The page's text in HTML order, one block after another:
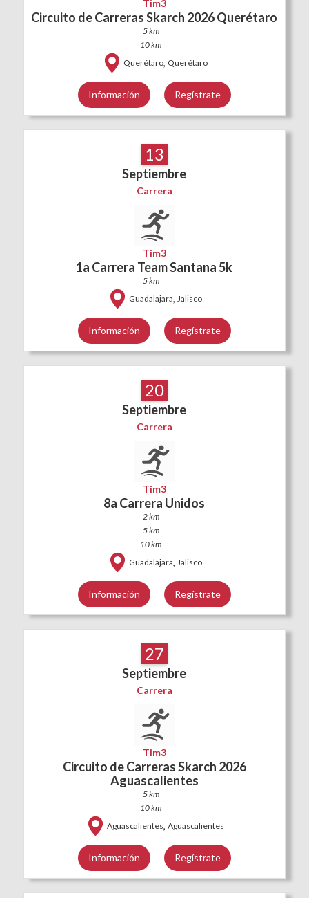
Tim3
Circuito de Carreras Skarch 2026 Querétaro
5 km
10 km
Querétaro, Querétaro
Información Regístrate
13
Septiembre
Carrera
Tim3
1a Carrera Team Santana 5k
5 km
Guadalajara, Jalisco
Información Regístrate
20
Septiembre
Carrera
Tim3
8a Carrera Unidos
2 km
5 km
10 km
Guadalajara, Jalisco
Información Regístrate
27
Septiembre
Carrera
Tim3
Circuito de Carreras Skarch 2026
Aguascalientes
5 km
10 km
Aguascalientes, Aguascalientes
Información Regístrate